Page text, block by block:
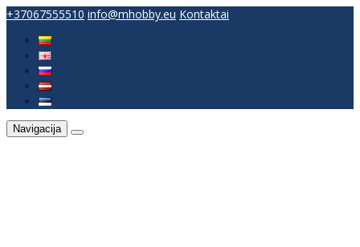
+37067555510 info@mhobby.eu Kontaktai
Navigacija